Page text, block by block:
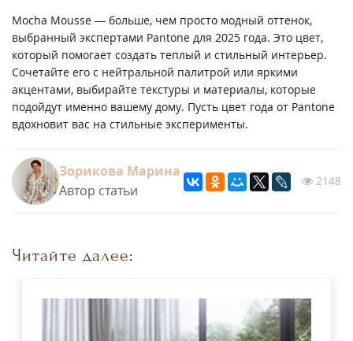
Mocha Mousse — больше, чем просто модный оттенок,
выбранный экспертами Pantone для 2025 года. Это цвет,
который помогает создать теплый и стильный интерьер.
Сочетайте его с нейтральной палитрой или яркими
акцентами, выбирайте текстуры и материалы, которые
подойдут именно вашему дому. Пусть цвет года от Pantone
вдохновит вас на стильные эксперименты.
Зорикова Марина
Автор статьи
2148
Читайте далее: